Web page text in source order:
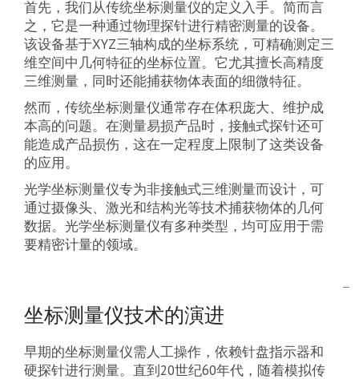
首先，我们从传统坐标测量仪的定义入手。简而言
之，它是一种通过物理探针进行精密测量的设备。
该设备基于XYZ三轴构成的坐标系统，可精确测定三
维空间中几何特征的坐标位置。它尤其擅长高精度
三维测量，同时还能捕获物体表面的细微特征。
然而，传统坐标测量仪通常存在体积庞大、维护成
本高的问题。在测量易损产品时，接触式探针还可
能造成产品损伤，这在一定程度上限制了这类设备
的应用。
光学坐标测量仪专为非接触式三维测量而设计，可
通过摄像头、激光和结构光等技术捕获物体的几何
数据。光学坐标测量仪有多种类型，均可应用于需
要精密计量的领域。
坐标测量仪技术的演进
早期的坐标测量仪需人工操作，依赖针盘指示器和
硬探针进行测量。直到20世纪60年代，随着模拟传